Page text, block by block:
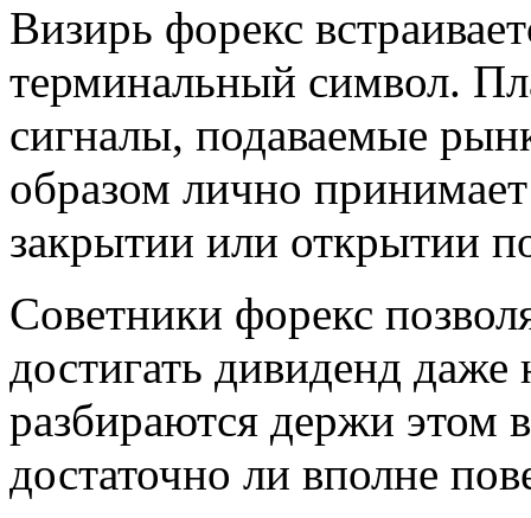
Визирь форекс
терминальный символ.
сигналы, подаваемые
образом лично
закрытии или открытии
Советники форекс
достигать дивиденд
разбираются держи этом
достаточно ли вполне